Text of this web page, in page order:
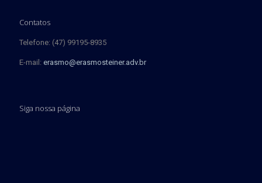
Contatos
Telefone: (47) 99195-8935
E-mail: erasmo@erasmosteiner.adv.br
Siga nossa página